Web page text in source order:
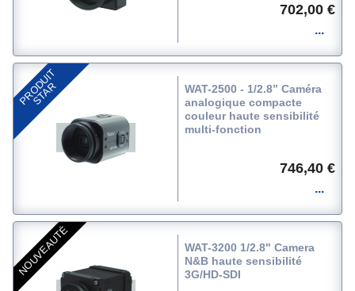
702,00 €
P
R
O
D
U
I
T
S
T
A
R
WAT-2500 - 1/2.8” Caméra
analogique compacte
couleur haute sensibilité
multi-fonction
746,40 €
NOUVEAUTÉ
WAT-3200 1/2.8" Camera
N&B haute sensibilité
3G/HD-SDI